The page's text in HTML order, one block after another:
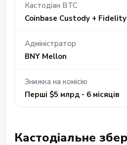
Кастодіан BTC
Coinbase Custody + Fidelity
Адміністратор
BNY Mellon
Знижка на комісію
Перші $5 млрд - 6 місяців
Кастодіальне